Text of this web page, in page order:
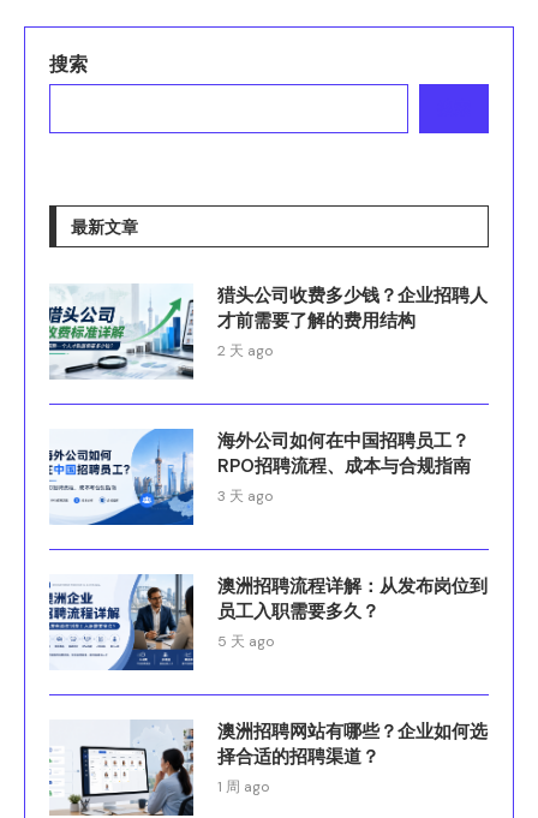
搜索
最新文章
猎头公司收费多少钱？企业招聘人
才前需要了解的费用结构
2 天 ago
海外公司如何在中国招聘员工？
RPO招聘流程、成本与合规指南
3 天 ago
澳洲招聘流程详解：从发布岗位到
员工入职需要多久？
5 天 ago
澳洲招聘网站有哪些？企业如何选
择合适的招聘渠道？
1 周 ago